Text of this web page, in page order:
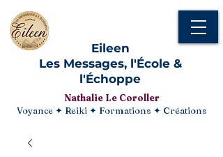
Eileen
Les Messages, l'École &
l'Échoppe
Nathalie Le Coroller
Voyance ✦ Reiki ✦ Formations ✦ Créations